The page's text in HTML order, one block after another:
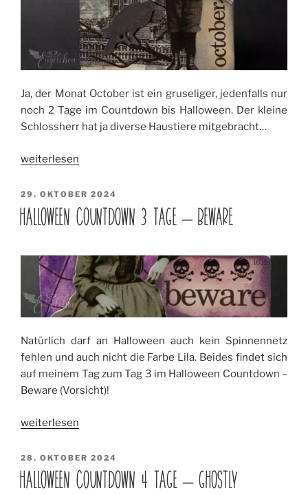
Ja, der Monat October ist ein gruseliger, jedenfalls nur
noch 2 Tage im Countdown bis Halloween. Der kleine
Schlossherr hat ja diverse Haustiere mitgebracht…
„Halloween
2
Tage-
October“
weiterlesen
VERÖFFENTLICHT
AM
29. OKTOBER 2024
HALLOWEEN COUNTDOWN 3 TAGE – BEWARE
Natürlich darf an Halloween auch kein Spinnennetz
fehlen und auch nicht die Farbe Lila. Beides findet sich
auf meinem Tag zum Tag 3 im Halloween Countdown –
Beware (Vorsicht)!
„Halloween
3
Tage
–
weiterlesen
VERÖFFENTLICHT
AM
28. OKTOBER 2024
HALLOWEEN COUNTDOWN 4 TAGE – GHOSTLY